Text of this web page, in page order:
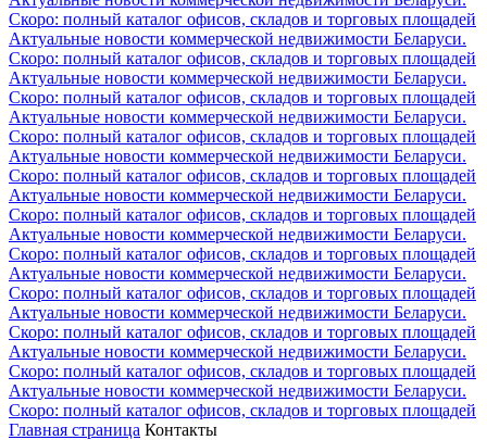
Скоро: полный каталог офисов, складов и торговых площадей
Актуальные новости коммерческой недвижимости Беларуси.
Скоро: полный каталог офисов, складов и торговых площадей
Актуальные новости коммерческой недвижимости Беларуси.
Скоро: полный каталог офисов, складов и торговых площадей
Актуальные новости коммерческой недвижимости Беларуси.
Скоро: полный каталог офисов, складов и торговых площадей
Актуальные новости коммерческой недвижимости Беларуси.
Скоро: полный каталог офисов, складов и торговых площадей
Актуальные новости коммерческой недвижимости Беларуси.
Скоро: полный каталог офисов, складов и торговых площадей
Актуальные новости коммерческой недвижимости Беларуси.
Скоро: полный каталог офисов, складов и торговых площадей
Актуальные новости коммерческой недвижимости Беларуси.
Скоро: полный каталог офисов, складов и торговых площадей
Актуальные новости коммерческой недвижимости Беларуси.
Скоро: полный каталог офисов, складов и торговых площадей
Актуальные новости коммерческой недвижимости Беларуси.
Скоро: полный каталог офисов, складов и торговых площадей
Актуальные новости коммерческой недвижимости Беларуси.
Скоро: полный каталог офисов, складов и торговых площадей
Главная страница Контакты